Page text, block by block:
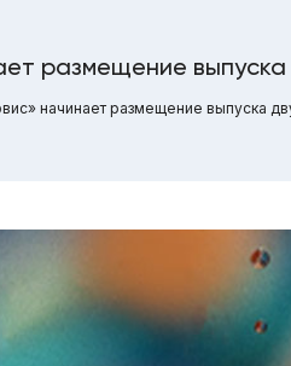
размещение
начинает размещение выпуска